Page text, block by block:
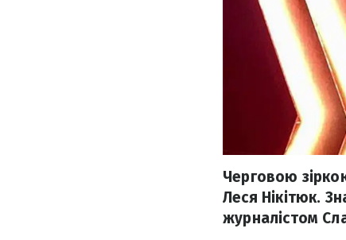
Черговою
Леся Нікітюк.
журналістом